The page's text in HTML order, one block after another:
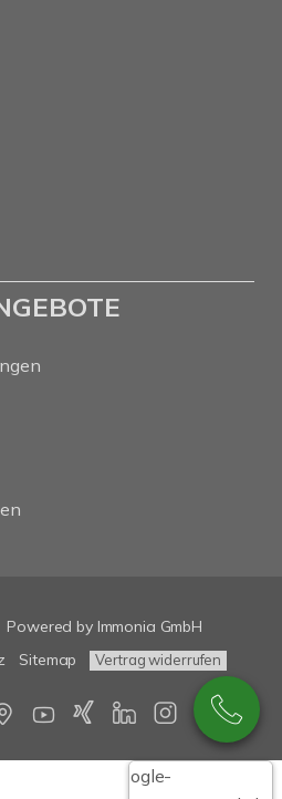
Powered by Immonia GmbH
Sitemap Vertrag widerrufen
Google-